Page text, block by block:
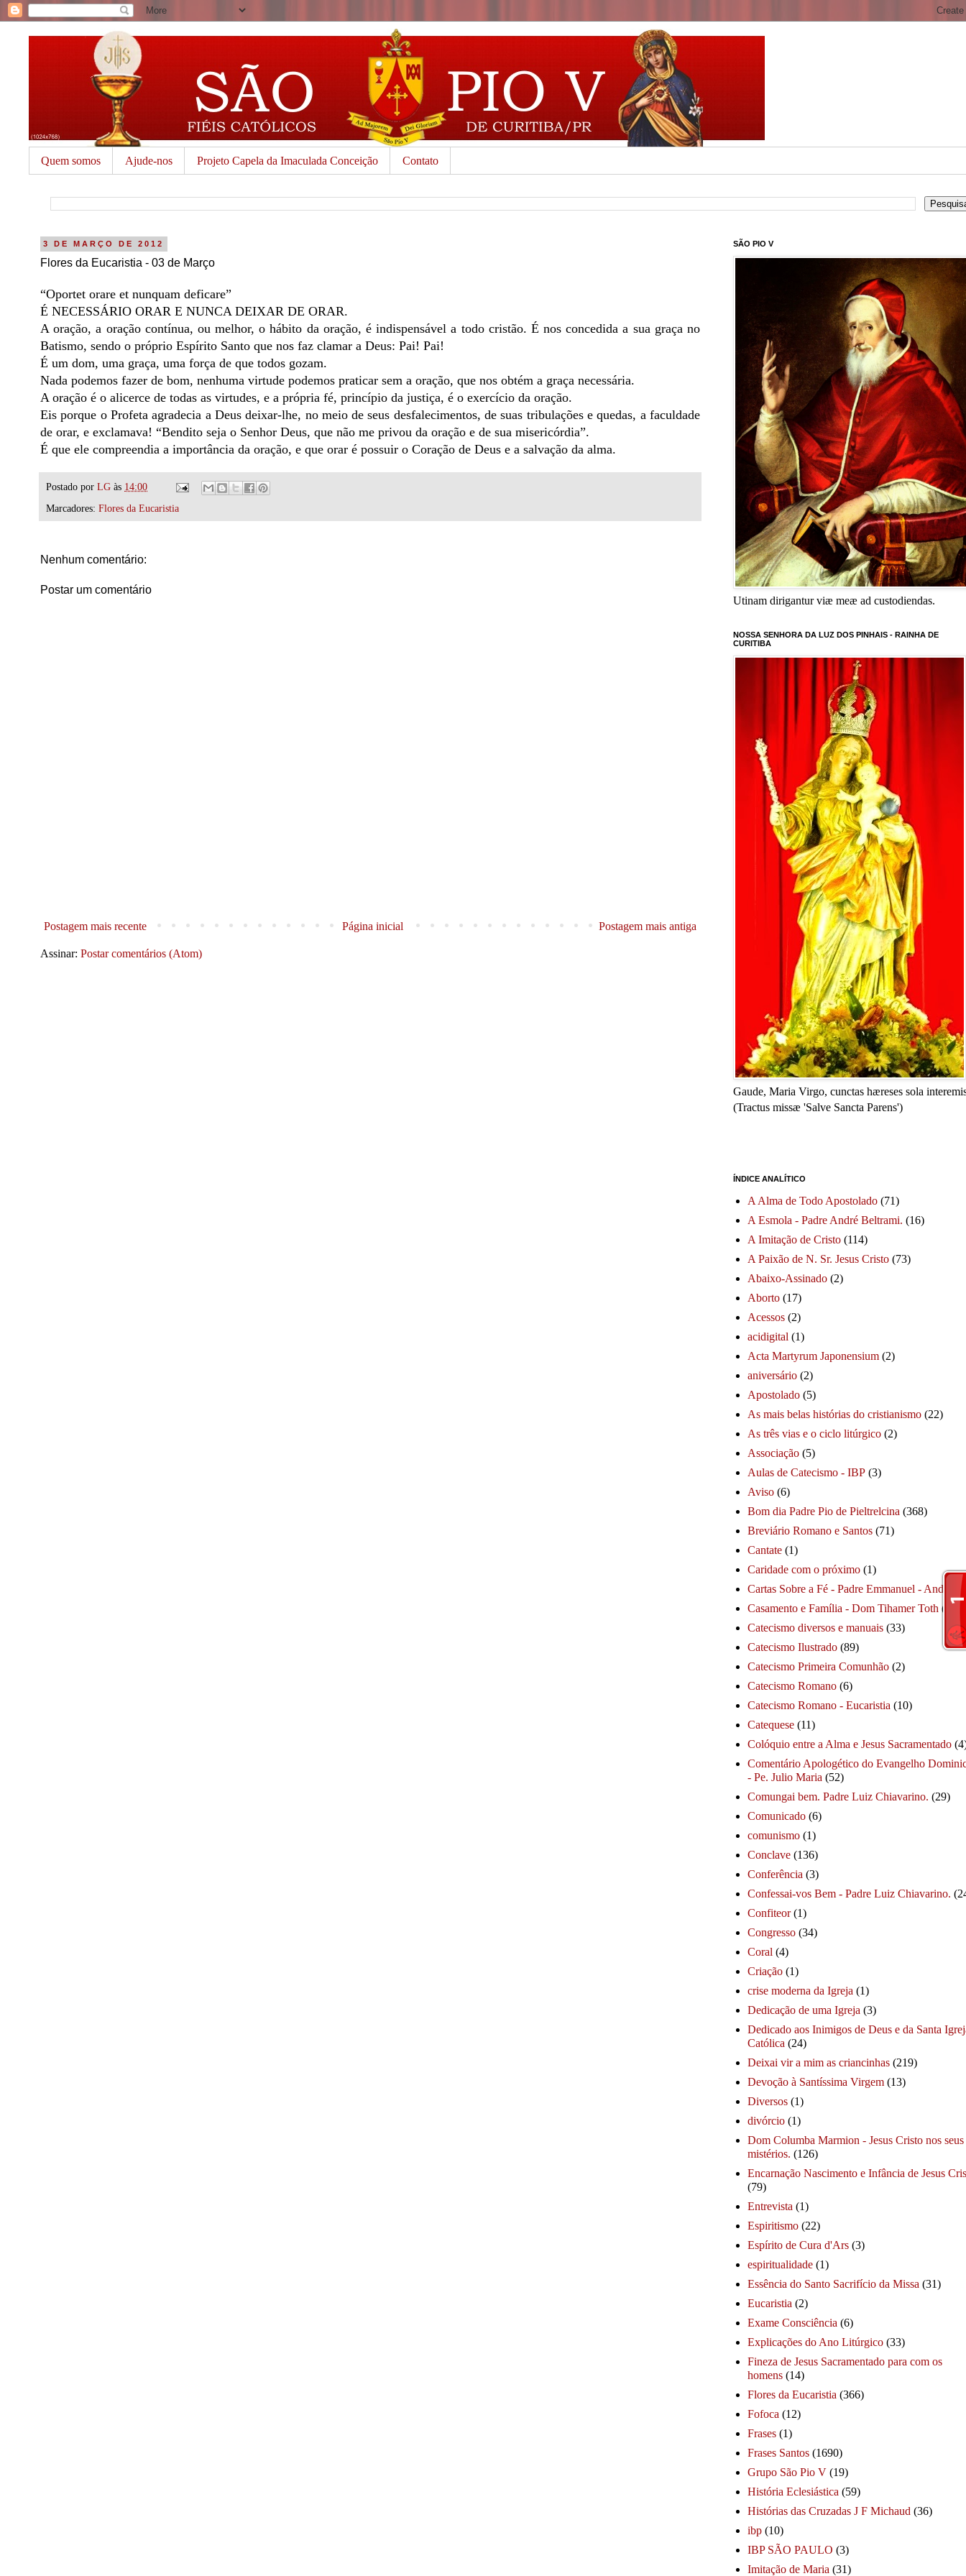
Quem somos Ajude-nos Projeto Capela da Imaculada Conceição Contato
3 DE MARÇO DE 2012
Flores da Eucaristia - 03 de Março
“Oportet orare et nunquam deficare”
É NECESSÁRIO ORAR E NUNCA DEIXAR DE ORAR.
A oração, a oração contínua, ou melhor, o hábito da oração, é indispensável a todo cristão. É nos concedida a sua graça no
Batismo, sendo o próprio Espírito Santo que nos faz clamar a Deus: Pai! Pai!
É um dom, uma graça, uma força de que todos gozam.
Nada podemos fazer de bom, nenhuma virtude podemos praticar sem a oração, que nos obtém a graça necessária.
A oração é o alicerce de todas as virtudes, e a própria fé, princípio da justiça, é o exercício da oração.
Eis porque o Profeta agradecia a Deus deixar-lhe, no meio de seus desfalecimentos, de suas tribulações e quedas, a faculdade
de orar, e exclamava! “Bendito seja o Senhor Deus, que não me privou da oração e de sua misericórdia”.
É que ele compreendia a importância da oração, e que orar é possuir o Coração de Deus e a salvação da alma.
Postado por LG às 14:00
Marcadores: Flores da Eucaristia
Nenhum comentário:
Postar um comentário
Postagem mais recente Postagem mais antiga
Página inicial
Assinar: Postar comentários (Atom)
SÃO PIO V
Utinam dirigantur viæ meæ ad custodiendas.
NOSSA SENHORA DA LUZ DOS PINHAIS - RAINHA DE
CURITIBA
Gaude, Maria Virgo, cunctas hæreses sola
(Tractus missæ 'Salve Sancta Parens')
ÍNDICE ANALÍTICO
A Alma de Todo Apostolado (71)
A Esmola - Padre André Beltrami. (16)
A Imitação de Cristo (114)
A Paixão de N. Sr. Jesus Cristo (73)
Abaixo-Assinado (2)
Aborto (17)
Acessos (2)
acidigital (1)
Acta Martyrum Japonensium (2)
aniversário (2)
Apostolado (5)
As mais belas histórias do cristianismo (22)
As três vias e o ciclo litúrgico (2)
Associação (5)
Aulas de Catecismo - IBP (3)
Aviso (6)
Bom dia Padre Pio de Pieltrelcina (368)
Breviário Romano e Santos (71)
Cantate (1)
Caridade com o próximo (1)
Cartas Sobre a Fé - Padre Emmanuel - André
Casamento e Família - Dom Tihamer Toth (115)
Catecismo diversos e manuais (33)
Catecismo Ilustrado (89)
Catecismo Primeira Comunhão (2)
Catecismo Romano (6)
Catecismo Romano - Eucaristia (10)
Catequese (11)
Colóquio entre a Alma e Jesus Sacramentado
Comentário Apologético do Evangelho
- Pe. Julio Maria (52)
Comungai bem. Padre Luiz Chiavarino. (29)
Comunicado (6)
comunismo (1)
Conclave (136)
Conferência (3)
Confessai-vos Bem - Padre Luiz Chiavarino.
Confiteor (1)
Congresso (34)
Coral (4)
Criação (1)
crise moderna da Igreja (1)
Dedicação de uma Igreja (3)
Dedicado aos Inimigos de Deus e da Santa
Católica (24)
Deixai vir a mim as criancinhas (219)
Devoção à Santíssima Virgem (13)
Diversos (1)
divórcio (1)
Dom Columba Marmion - Jesus Cristo nos seus
mistérios. (126)
Encarnação Nascimento e Infância de Jesus
(79)
Entrevista (1)
Espiritismo (22)
Espírito de Cura d'Ars (3)
espiritualidade (1)
Essência do Santo Sacrifício da Missa (31)
Eucaristia (2)
Exame Consciência (6)
Explicações do Ano Litúrgico (33)
Fineza de Jesus Sacramentado para com os
homens (14)
Flores da Eucaristia (366)
Fofoca (12)
Frases (1)
Frases Santos (1690)
Grupo São Pio V (19)
História Eclesiástica (59)
Histórias das Cruzadas J F Michaud (36)
ibp (10)
IBP SÃO PAULO (3)
Imitação de Maria (31)